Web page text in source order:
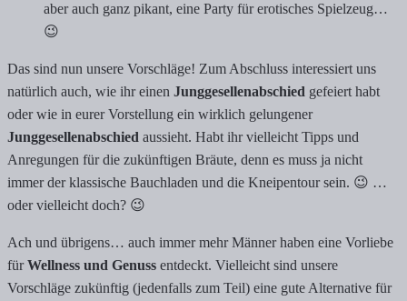
aber auch ganz pikant, eine Party für erotisches Spielzeug…
😉
Das sind nun unsere Vorschläge! Zum Abschluss interessiert uns
natürlich auch, wie ihr einen Junggesellenabschied gefeiert habt
oder wie in eurer Vorstellung ein wirklich gelungener
Junggesellenabschied aussieht. Habt ihr vielleicht Tipps und
Anregungen für die zukünftigen Bräute, denn es muss ja nicht
immer der klassische Bauchladen und die Kneipentour sein. 😉 …
oder vielleicht doch? 😉
Ach und übrigens… auch immer mehr Männer haben eine Vorliebe
fürWellness und Genuss entdeckt. Vielleicht sind unsere
Vorschläge zukünftig (jedenfalls zum Teil) eine gute Alternative für